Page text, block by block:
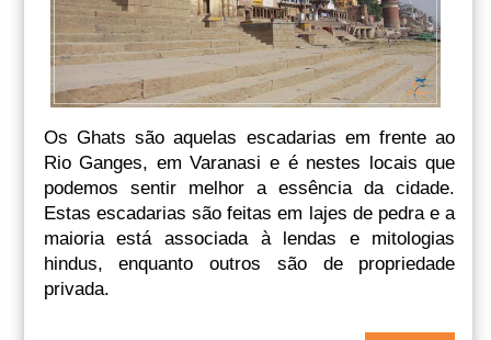
Os Ghats são aquelas escadarias em frente ao
Rio Ganges, em Varanasi e é nestes locais que
podemos sentir melhor a essência da cidade.
Estas escadarias são feitas em lajes de pedra e a
maioria está associada à lendas e mitologias
hindus, enquanto outros são de propriedade
privada.